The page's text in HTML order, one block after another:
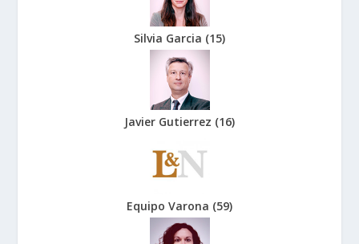
Silvia Garcia (15)
Javier Gutierrez (16)
Equipo Varona (59)